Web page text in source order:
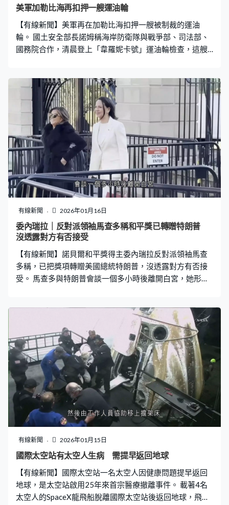
美軍加勒比海再扣押一艘運油輪
【有線新聞】美軍再在加勒比海扣押一艘被制裁的運油
輪。 國土安全部長諾姆稱海岸防衛隊與戰爭部、司法部、
國務院合作，清晨登上「韋羅妮卡號」運油輪檢查，這艘
特號航空母艦出發，參與海岸防衛隊的行動。
有線新聞 2026年01月16日
委內瑞拉｜反對派領袖馬查多稱和平獎已轉贈特朗普
沒透露對方有否接受
【有線新聞】諾貝爾和平獎得主委內瑞拉反對派領袖馬查
多稱，已把獎項轉贈美國總統特朗普，沒透露對方有否接
受。 馬查多與特朗普會談一個多小時後離開白宮，她形容
多獲頒和平獎及美軍生擒委內瑞拉總統馬杜羅後，兩人首
次會面。白宮發言人萊維特被問到特朗普是否仍認為馬查
多短期內未必能爭取足夠支持領導委內瑞拉，萊維特指特
朗普是基於實際情況評估，立場沒有改變。
有線新聞 2026年01月15日
國際太空站有太空人生病 需提早返回地球
【有線新聞】國際太空站一名太空人因健康問題提早返回
地球，是太空站啟用25年來首宗醫療撤離事件。 載著4名
太空人的SpaceX龍飛船脫離國際太空站後返回地球，飛行